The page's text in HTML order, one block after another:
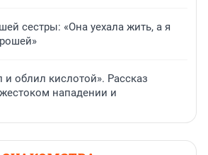
сестры: «Она уехала жить, а я
и облил кислотой». Рассказ
нападении и